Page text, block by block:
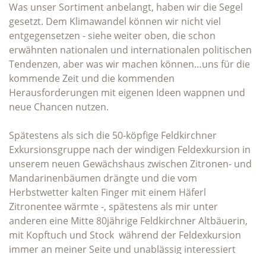
Was unser Sortiment anbelangt, haben wir die Segel
gesetzt. Dem Klimawandel können wir nicht viel
entgegensetzen - siehe weiter oben, die schon
erwähnten nationalen und internationalen politischen
Tendenzen, aber was wir machen können…uns für die
kommende Zeit und die kommenden
Herausforderungen mit eigenen Ideen wappnen und
neue Chancen nutzen.
Spätestens als sich die 50-köpfige Feldkirchner
Exkursionsgruppe nach der windigen Feldexkursion in
unserem neuen Gewächshaus zwischen Zitronen- und
Mandarinenbäumen drängte und die vom
Herbstwetter kalten Finger mit einem Häferl
Zitronentee wärmte -, spätestens als mir unter
anderen eine Mitte 80jährige Feldkirchner Altbäuerin,
mit Kopftuch und Stock während der Feldexkursion
immer an meiner Seite und unablässig interessiert